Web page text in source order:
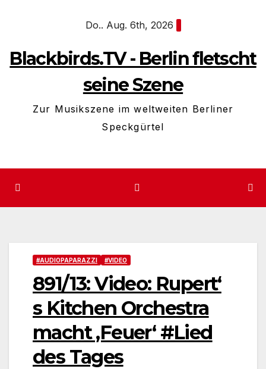
Do.. Aug. 6th, 2026
Blackbirds.TV - Berlin fletscht
seine Szene
Zur Musikszene im weltweiten Berliner
Speckgürtel
#AUDIOPAPARAZZI #VIDEO
891/13: Video: Rupert‘
s Kitchen Orchestra
macht ‚Feuer‘ #Lied
des Tages